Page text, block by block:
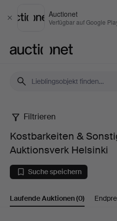
Schließen
Auctionet
Verfügbar auf Google
Kostbarkeiten
Sonstiges
bei
Filtrieren
Kostbarkeiten &
Auktionsverk Helsinki
Suche speichern
Laufende Auktionen(0)